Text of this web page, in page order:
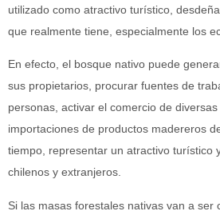
utilizado como atractivo turístico,
que realmente tiene, especialmente los
En efecto, el bosque nativo puede
sus propietarios, procurar fuentes de
personas, activar el comercio de
importaciones de productos madereros
tiempo, representar un atractivo turístico
chilenos y extranjeros.
Si las masas forestales nativas van a ser